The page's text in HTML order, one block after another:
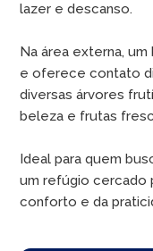
lazer e descanso.
Na área externa, um
e oferece contato
diversas árvores
beleza e frutas
Ideal para quem
um refúgio cercado
conforto e da